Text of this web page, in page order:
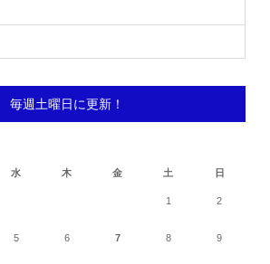
毎週土曜日に更新！
水 木 金 土 日
1 2
5 6 7 8 9